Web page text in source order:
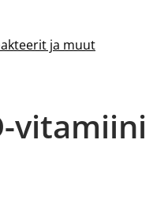
ja muut
vitamiini